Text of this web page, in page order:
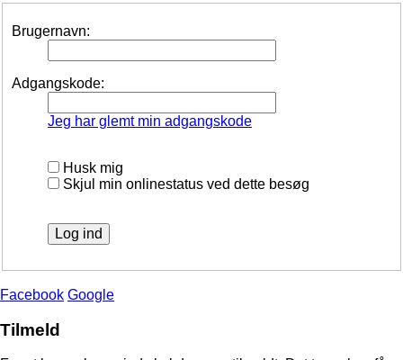
Brugernavn:
Adgangskode:
Jeg har glemt min adgangskode
Husk mig
Skjul min onlinestatus ved dette besøg
Facebook Google
Tilmeld